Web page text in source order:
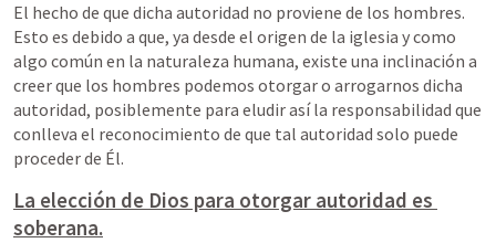
El hecho de que dicha autoridad no proviene de los hombres.
Esto es debido a que, ya desde el origen de la iglesia y como
algo común en la naturaleza humana, existe una inclinación a
creer que los hombres podemos otorgar o arrogarnos dicha
autoridad, posiblemente para eludir así la responsabilidad que
conlleva el reconocimiento de que tal autoridad solo puede
proceder de Él.
La elección de Dios para otorgar autoridad es
soberana.